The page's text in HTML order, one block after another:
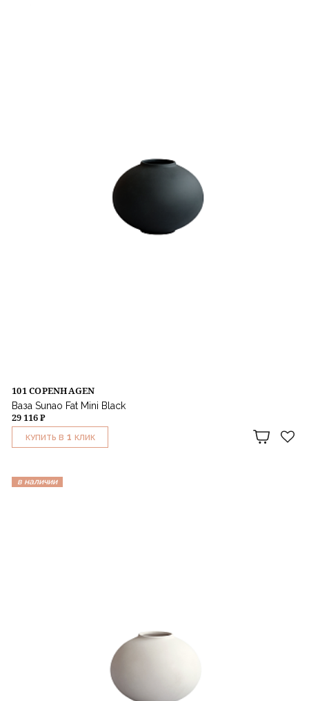
101 COPENHAGEN
Ваза Sunao Fat Mini Black
29 116 ₽
КУПИТЬ В 1 КЛИК
в наличии